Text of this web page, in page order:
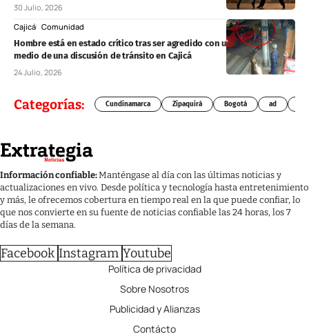
30 Julio, 2026
Cajicá Comunidad
Hombre está en estado crítico tras ser agredido con una varilla en
medio de una discusión de tránsito en Cajicá
24 Julio, 2026
Categorías: Cundinamarca Zipaquirá Bogotá ad
Información confiable:Manténgase al día con las últimas noticias y
actualizaciones en vivo. Desde política y tecnología hasta entretenimiento
y más, le ofrecemos cobertura en tiempo real en la que puede confiar, lo
que nos convierte en su fuente de noticias confiable las 24 horas, los 7
días de la semana.
Facebook Instagram Youtube
Política de privacidad
Sobre Nosotros
Publicidad y Alianzas
Contácto